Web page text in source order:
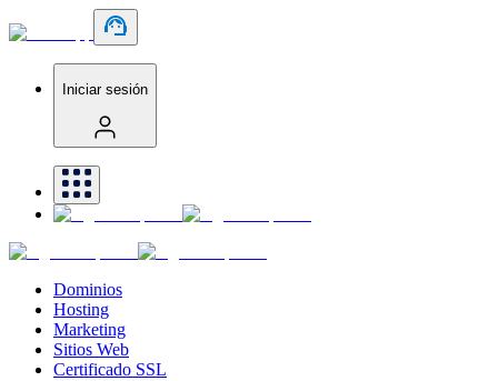
Iniciar sesión
Dominios
Hosting
Marketing
Sitios Web
Certificado SSL